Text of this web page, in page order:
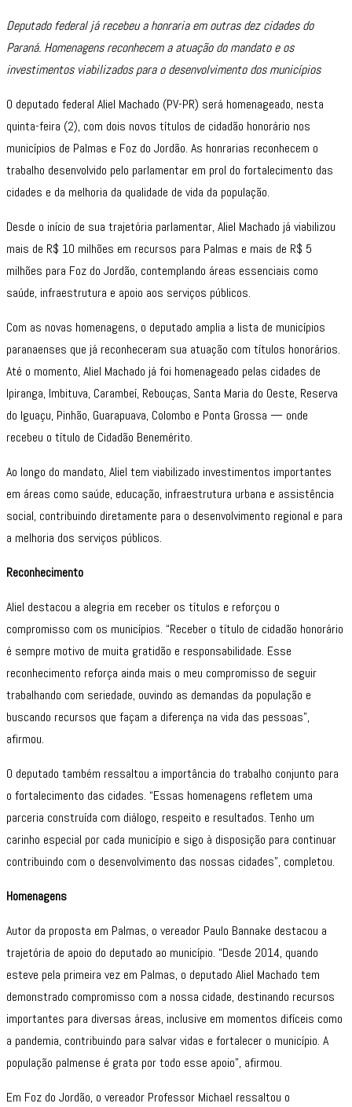
Deputado federal já recebeu a honraria em outras dez cidades do
Paraná. Homenagens reconhecem a atuação do mandato e os
investimentos viabilizados para o desenvolvimento dos municípios
O deputado federal Aliel Machado (PV-PR) será homenageado, nesta
quinta-feira (2), com dois novos títulos de cidadão honorário nos
municípios de Palmas e Foz do Jordão. As honrarias reconhecem o
trabalho desenvolvido pelo parlamentar em prol do fortalecimento das
cidades e da melhoria da qualidade de vida da população.
Desde o início de sua trajetória parlamentar, Aliel Machado já viabilizou
mais de R$ 10 milhões em recursos para Palmas e mais de R$ 5
milhões para Foz do Jordão, contemplando áreas essenciais como
saúde, infraestrutura e apoio aos serviços públicos.
Com as novas homenagens, o deputado amplia a lista de municípios
paranaenses que já reconheceram sua atuação com títulos honorários.
Até o momento, Aliel Machado já foi homenageado pelas cidades de
Ipiranga, Imbituva, Carambeí, Rebouças, Santa Maria do Oeste, Reserva
do Iguaçu, Pinhão, Guarapuava, Colombo e Ponta Grossa — onde
recebeu o título de Cidadão Benemérito.
Ao longo do mandato, Aliel tem viabilizado investimentos importantes
em áreas como saúde, educação, infraestrutura urbana e assistência
social, contribuindo diretamente para o desenvolvimento regional e para
a melhoria dos serviços públicos.
Reconhecimento
Aliel destacou a alegria em receber os títulos e reforçou o
compromisso com os municípios. “Receber o título de cidadão honorário
é sempre motivo de muita gratidão e responsabilidade. Esse
reconhecimento reforça ainda mais o meu compromisso de seguir
trabalhando com seriedade, ouvindo as demandas da população e
buscando recursos que façam a diferença na vida das pessoas”,
afirmou.
O deputado também ressaltou a importância do trabalho conjunto para
o fortalecimento das cidades. “Essas homenagens refletem uma
parceria construída com diálogo, respeito e resultados. Tenho um
carinho especial por cada município e sigo à disposição para continuar
contribuindo com o desenvolvimento das nossas cidades”, completou.
Homenagens
Autor da proposta em Palmas, o vereador Paulo Bannake destacou a
trajetória de apoio do deputado ao município. “Desde 2014, quando
esteve pela primeira vez em Palmas, o deputado Aliel Machado tem
demonstrado compromisso com a nossa cidade, destinando recursos
importantes para diversas áreas, inclusive em momentos difíceis como
a pandemia, contribuindo para salvar vidas e fortalecer o município. A
população palmense é grata por todo esse apoio”, afirmou.
Em Foz do Jordão, o vereador Professor Michael ressaltou o